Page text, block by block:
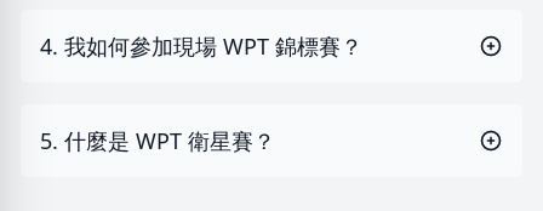
4. 我如何參加現場 WPT 錦標賽？
5. 什麼是 WPT 衛星賽？